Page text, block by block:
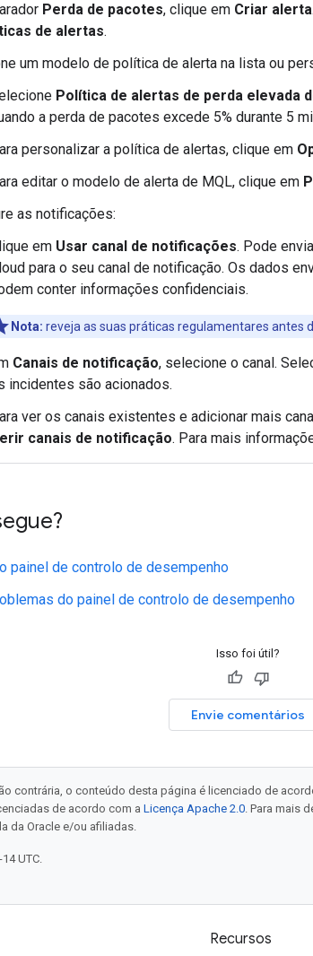
Perda de pacotes, clique em Criar alerta
de alertas.
um modelo de política de alerta na lista ou
Política de alertas de perda elevada
a perda de pacotes excede 5% durante 5
personalizar a política de alertas, clique em
editar o modelo de alerta de MQL, clique em
as notificações:
em Usar canal de notificações. Pode
para o seu canal de notificação. Os dados
conter informações confidenciais.
Nota: reveja as suas práticas regulamentares antes
Canais de notificação, selecione o canal.
incidentes são acionados.
ver os canais existentes e adicionar mais
canais de notificação. Para mais
painel de controlo de desempenho
do painel de controlo de desempenho
Isso foi útil?
Envie comentários
contrária, o conteúdo desta página é licenciado de
de acordo com a Licença Apache 2.0. Para mais
da Oracle e/ou afiliadas.
UTC.
Recursos